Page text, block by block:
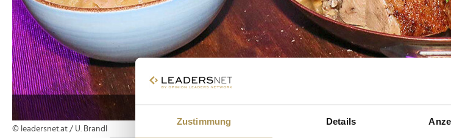
Zustimmung Details
© leadersnet.at / U. Brandl